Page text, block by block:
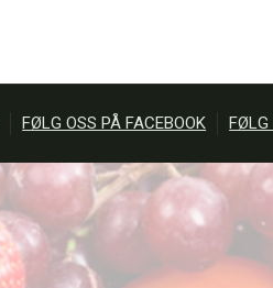
FØLG OSS PÅ FACEBOOK FØLG